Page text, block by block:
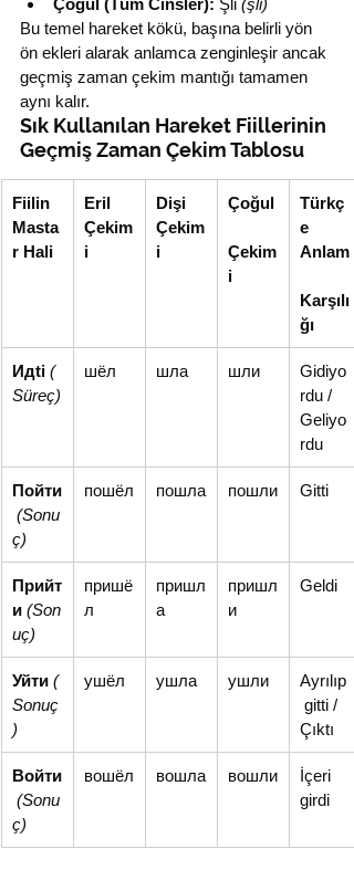
Bu temel hareket kökü, başına belirli yön
ön ekleri alarak anlamca zenginleşir ancak
geçmiş zaman çekim mantığı tamamen
aynı kalır.
Sık Kullanılan Hareket Fiillerinin
Geçmiş Zaman Çekim Tablosu
Fiilin
Masta
r Hali
Eril
Çekim
i
Dişi
Çekim
i
Çoğul
Çekim
i
Türkç
e
Anlam
Karşılı
ğı
Идti (
Süreç)
шёл шла шли
Gidiyo
rdu /
Geliyo
rdu
Пойти
(Sonu
ç)
пошёл пошла пошли Gitti
Прийт
и (Son
uç)
пришё
л
пришл
а
пришл
и
Geldi
Уйти (
Sonuç
)
ушёл ушла ушли
Ayrılıp
gitti /
Çıktı
Войти
(Sonu
ç)
вошёл вошла вошли
İçeri
girdi